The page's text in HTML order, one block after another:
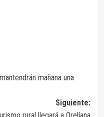
mañana una
Siguiente: